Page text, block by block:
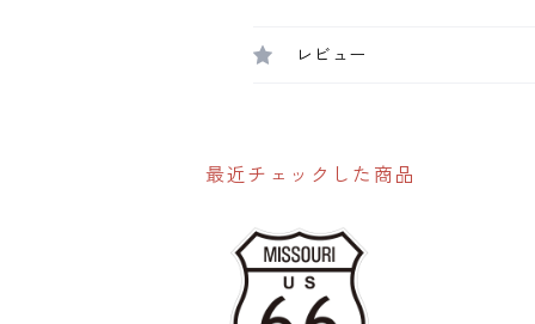
レビュー
最近チェックした商品